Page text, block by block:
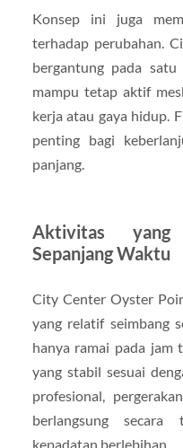
Konsep ini juga
terhadap perubahan.
bergantung pada
mampu tetap aktif
kerja atau gaya hidup.
penting bagi
panjang.
Aktivitas yang
Sepanjang Waktu
City Center Oyster
yang relatif seimbang
hanya ramai pada
yang stabil sesuai
profesional,
berlangsung secara
kepadatan berlebihan.